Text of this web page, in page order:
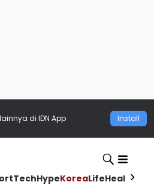
lainnya di IDN App Install
TechHypeKoreaLifeHealth